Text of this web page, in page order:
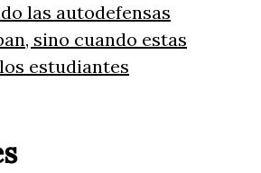
las autodefensas
sino cuando estas
estudiantes